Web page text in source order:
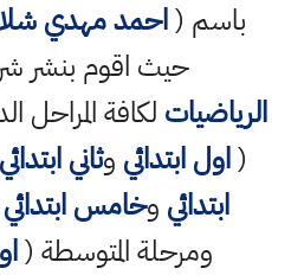
باسم (احمد مهدي
حيث اقوم بنشر
الرياضيات لكافة المراحل
(اول ابتدائي وثاني ابتدائي
ابتدائي وخامس ابتدائي
ومرحلة المتوسطة (